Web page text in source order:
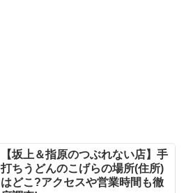
【坂上＆指原のつぶれない店】手
打ちうどんのこげらの場所(住所)
はどこ?アクセスや営業時間も徹